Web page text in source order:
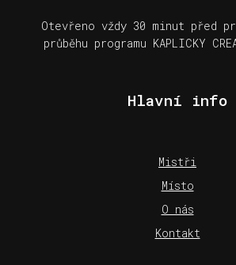
Otevřeno vždy 30 minut před
průběhu programu KAPLICKY
Hlavní info
Mistři
Místo
O nás
Kontakt